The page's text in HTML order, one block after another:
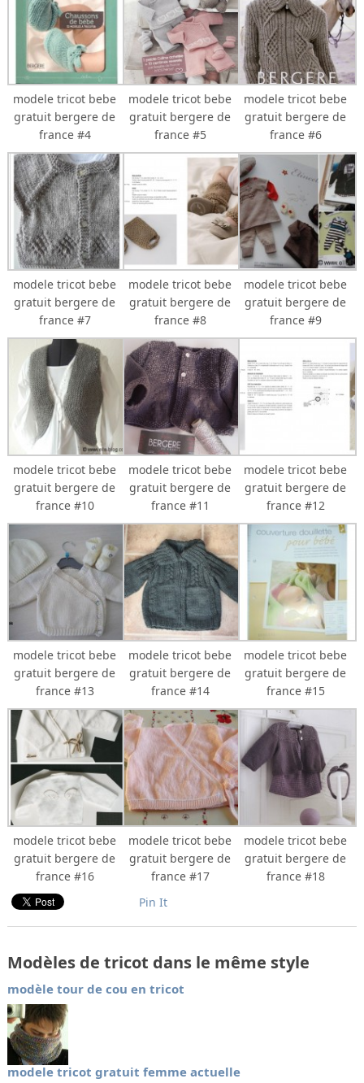
modele tricot bebe
gratuit bergere de
france #4
modele tricot bebe
gratuit bergere de
france #5
modele tricot bebe
gratuit bergere de
france #6
modele tricot bebe
gratuit bergere de
france #7
modele tricot bebe
gratuit bergere de
france #8
modele tricot bebe
gratuit bergere de
france #9
modele tricot bebe
gratuit bergere de
france #10
modele tricot bebe
gratuit bergere de
france #11
modele tricot bebe
gratuit bergere de
france #12
modele tricot bebe
gratuit bergere de
france #13
modele tricot bebe
gratuit bergere de
france #14
modele tricot bebe
gratuit bergere de
france #15
modele tricot bebe
gratuit bergere de
france #16
modele tricot bebe
gratuit bergere de
france #17
modele tricot bebe
gratuit bergere de
france #18
Pin It
Modèles de tricot dans le même style
modèle tour de cou en tricot
modele tricot gratuit femme actuelle